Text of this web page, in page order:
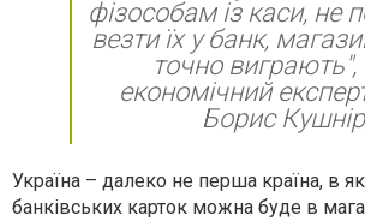
фізособам із каси, не
везти їх у банк,
точно
економічний
Борис
Україна – далеко не перша країна, в
банківських карток можна буде в